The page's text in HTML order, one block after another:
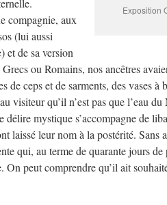
Exposition
compagnie, aux
(lui aussi
et de sa version
ou Romains, nos ancêtres
ceps et de sarments, des vases à
visiteur qu’il n’est pas que l’eau
délire mystique s’accompagne de
laissé leur nom à la postérité.
qui, au terme de quarante jours
On peut comprendre qu’il ait